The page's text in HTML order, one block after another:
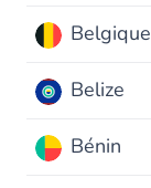
Belgique
Belize
Bénin